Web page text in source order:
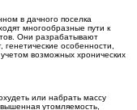
в дачного поселка
многообразные пути к
Они разрабатывают
особенности,
возможных хронических
или набрать массу
утомляемость,